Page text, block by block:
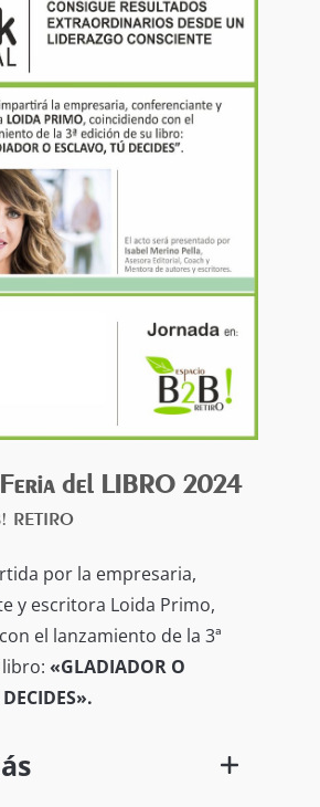
Feria del LIBRO 2024
RETIRO
por la empresaria,
y escritora Loida Primo,
el lanzamiento de la 3ª
«GLADIADOR O